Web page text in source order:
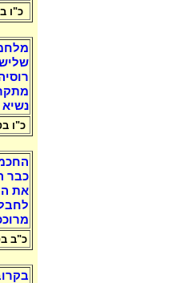
כ"ו
נשיא
כ"ו
כבר
את
כ"ב